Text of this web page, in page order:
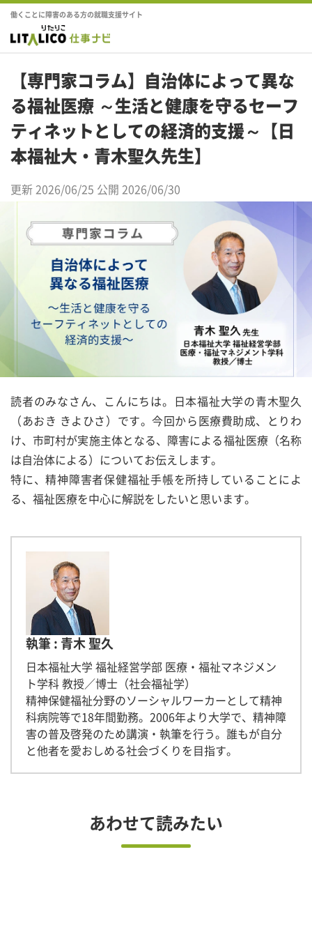
働くことに障害のある方の就職支援サイト
【専門家コラム】自治体によって異な
る福祉医療 ～生活と健康を守るセーフ
ティネットとしての経済的支援～【日
本福祉大・青木聖久先生】
更新 2026/06/25 公開 2026/06/30
読者のみなさん、こんにちは。日本福祉大学の青木聖久
（あおき きよひさ）です。今回から医療費助成、とりわ
け、市町村が実施主体となる、障害による福祉医療（名称
は自治体による）についてお伝えします。
特に、精神障害者保健福祉手帳を所持していることによ
る、福祉医療を中心に解説をしたいと思います。
執筆 : 青木 聖久
日本福祉大学 福祉経営学部 医療・福祉マネジメン
ト学科 教授／博士（社会福祉学）
精神保健福祉分野のソーシャルワーカーとして精神
科病院等で18年間勤務。2006年より大学で、精神障
害の普及啓発のため講演・執筆を行う。誰もが自分
と他者を愛おしめる社会づくりを目指す。
あわせて読みたい